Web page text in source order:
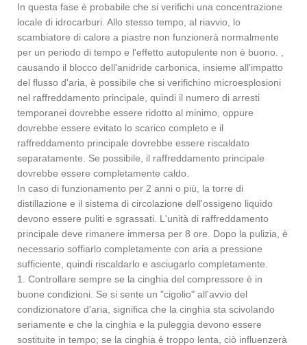
In questa fase è probabile che si verifichi una concentrazione
locale di idrocarburi. Allo stesso tempo, al riavvio, lo
scambiatore di calore a piastre non funzionerà normalmente
per un periodo di tempo e l'effetto autopulente non è buono. ,
causando il blocco dell'anidride carbonica, insieme all'impatto
del flusso d'aria, è possibile che si verifichino microesplosioni
nel raffreddamento principale, quindi il numero di arresti
temporanei dovrebbe essere ridotto al minimo, oppure
dovrebbe essere evitato lo scarico completo e il
raffreddamento principale dovrebbe essere riscaldato
separatamente. Se possibile, il raffreddamento principale
dovrebbe essere completamente caldo.
In caso di funzionamento per 2 anni o più, la torre di
distillazione e il sistema di circolazione dell'ossigeno liquido
devono essere puliti e sgrassati. L'unità di raffreddamento
principale deve rimanere immersa per 8 ore. Dopo la pulizia, è
necessario soffiarlo completamente con aria a pressione
sufficiente, quindi riscaldarlo e asciugarlo completamente.
1. Controllare sempre se la cinghia del compressore è in
buone condizioni. Se si sente un "cigolio" all'avvio del
condizionatore d'aria, significa che la cinghia sta scivolando
seriamente e che la cinghia e la puleggia devono essere
sostituite in tempo; se la cinghia è troppo lenta, ciò influenzerà